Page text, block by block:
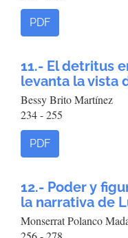
PDF
11.- El detritus
levanta la vista
Bessy Brito Martínez
234 - 255
PDF
12.- Poder y
la narrativa de
Monserrat Polanco